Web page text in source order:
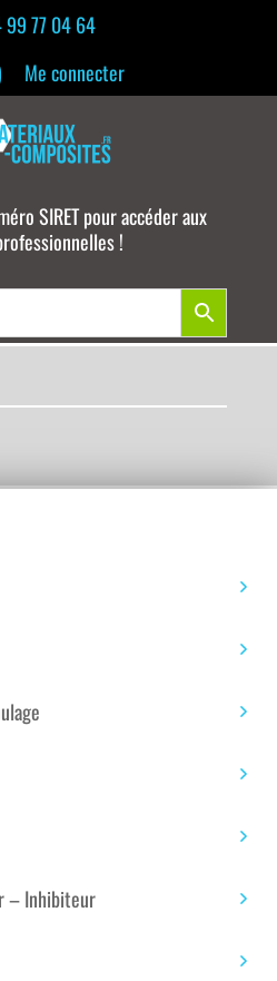
99 77 04 64
Me connecter
SIRET pour accéder aux
!
– Inhibiteur
– composites
2500 X 1200 X